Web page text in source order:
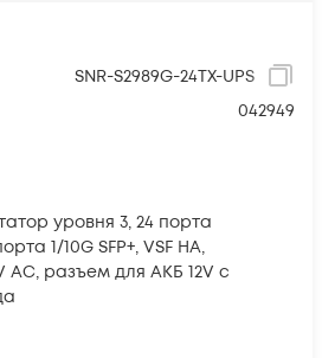
SNR-S2989G-24TX-UPS
042949
уровня 3, 24 порта
1/10G SFP+, VSF HA,
AC, разъем для АКБ 12V с